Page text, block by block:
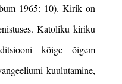
1965: 10).Kirik on
Katoliku kiriku
kõige õigem
kuulutamine,